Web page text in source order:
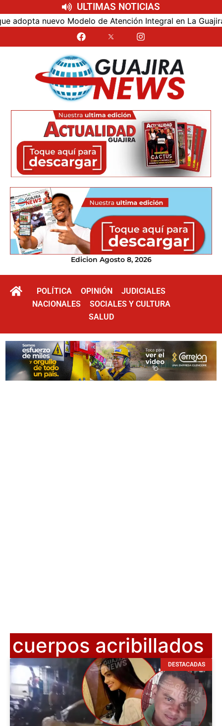
ULTIMAS NOTICIAS
nuevo Modelo de Atención Integral en La Guajira
Edicion Agosto 8, 2026
POLÍTICA OPINIÓN
JUDICIALES
NACIONALES
SOCIALES Y CULTURA
SALUD
cuerpos acribillados
DESTACADAS